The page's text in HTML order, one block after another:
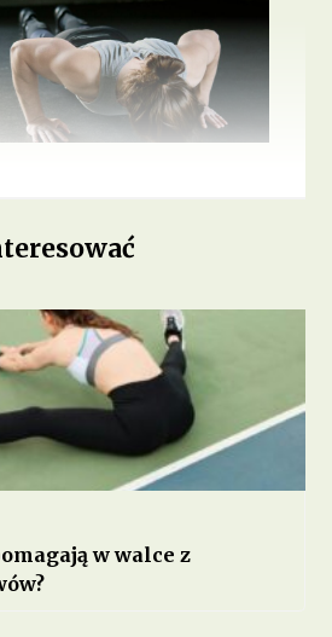
w walce z